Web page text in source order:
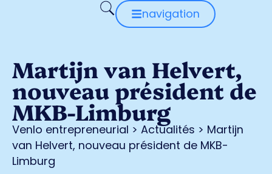
navigation
Martijn van Helvert,
nouveau président de
MKB-Limburg
Venlo entrepreneurial > Actualités > Martijn
van Helvert, nouveau président de MKB-
Limburg